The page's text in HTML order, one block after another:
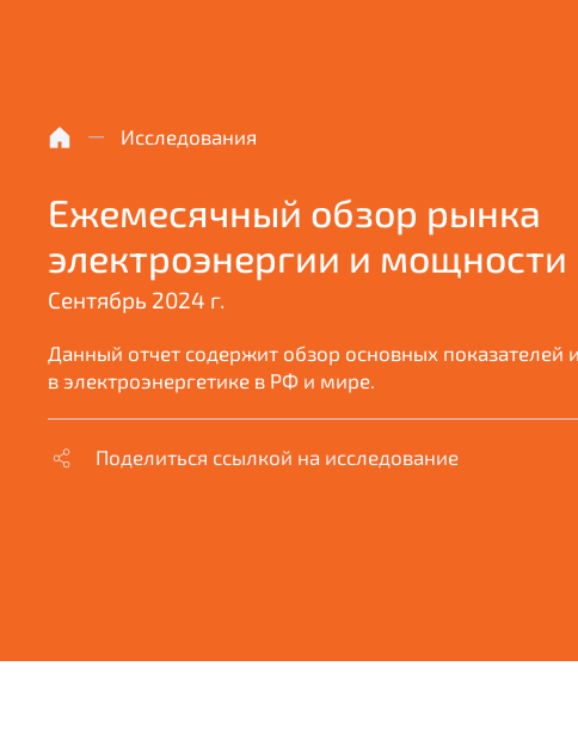
Исследования
Ежемесячный обзор рынка
электроэнергии и мощности
Сентябрь 2024 г.
Данный отчет содержит обзор основных показателей
в электроэнергетике в РФ и мире.
Поделиться ссылкой на исследование